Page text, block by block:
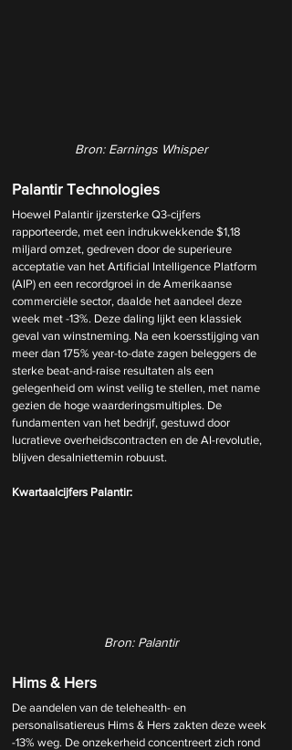
Bron: Earnings Whisper
Palantir Technologies
Hoewel Palantir ijzersterke Q3-cijfers
rapporteerde, met een indrukwekkende $1,18
miljard omzet, gedreven door de superieure
acceptatie van het Artificial Intelligence Platform
(AIP) en een recordgroei in de Amerikaanse
commerciële sector, daalde het aandeel deze
week met -13%. Deze daling lijkt een klassiek
geval van winstneming. Na een koersstijging van
meer dan 175% year-to-date zagen beleggers de
sterke beat-and-raise resultaten als een
gelegenheid om winst veilig te stellen, met name
gezien de hoge waarderingsmultiples. De
fundamenten van het bedrijf, gestuwd door
lucratieve overheidscontracten en de AI-revolutie,
blijven desalniettemin robuust.
Kwartaalcijfers Palantir:
Bron: Palantir
Hims & Hers
De aandelen van de telehealth- en
personalisatiereus Hims & Hers zakten deze week
-13% weg. De onzekerheid concentreert zich rond